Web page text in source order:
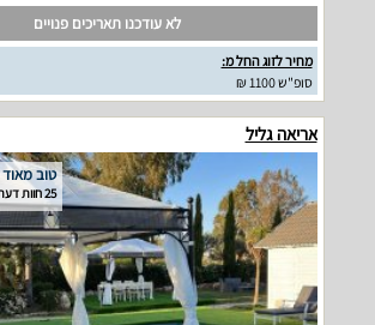
לא עודכנו תאריכים פנויים
מחיר לזוג החל מ:
סופ"ש 1100 ₪
אריאה גליל
טוב מאוד
25 חוות דעת אמיתיות